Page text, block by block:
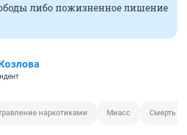
либо пожизненное лишение
наркотиками Миасс Смерть